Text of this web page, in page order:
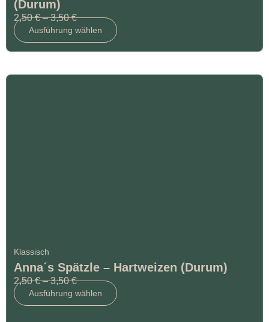
(Durum)
2,50€ –3,50€
Ausführung wählen
Klassisch
Anna´s Spätzle – Hartweizen (Durum)
2,50€ –3,50€
Ausführung wählen